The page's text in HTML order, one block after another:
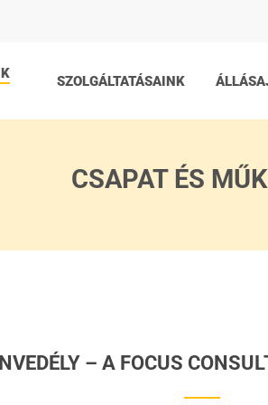
SZOLGÁLTATÁSAINK
CSAPAT ÉS
– A FOCUS